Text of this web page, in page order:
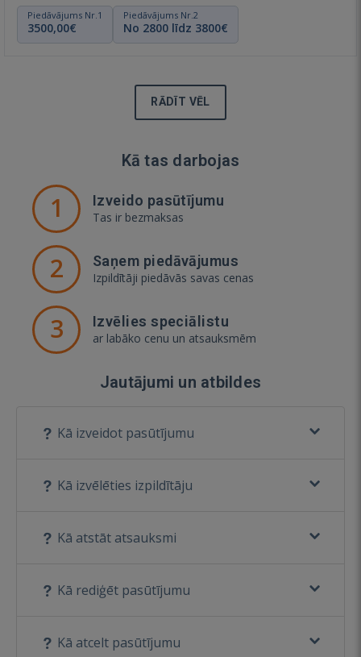
Piedāvājums Nr.1
3500,00€
Piedāvājums Nr.2
No 2800 līdz 3800€
RĀDĪT VĒL
Kā tas darbojas
1 Izveido pasūtījumu
Tas ir bezmaksas
2 Saņem piedāvājumus
Izpildītāji piedāvās savas cenas
3 Izvēlies speciālistu
ar labāko cenu un atsauksmēm
Jautājumi un atbildes
Kā izveidot pasūtījumu
Kā izvēlēties izpildītāju
Kā atstāt atsauksmi
Kā rediģēt pasūtījumu
Kā atcelt pasūtījumu